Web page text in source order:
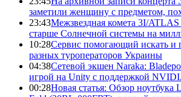
заметили женщину с предметом,
23:43Межзвездная комета 3I/ATLAS
старше Солнечной системы на
10:28Сервис помогающий искать и
разных туроператоров Украины
04:38Сетевой экшен Naraka:
игрой на Unity с поддержкой
00:28Новая статья: Обзор ноутбука